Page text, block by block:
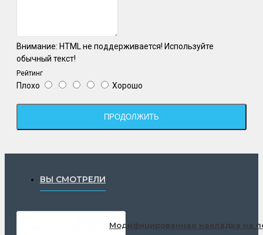
Внимание: HTML не поддерживается! Используйте
обычный текст!
Рейтинг
Плохо Хорошо
ПРОДОЛЖИТЬ
ВЫ СМОТРЕЛИ
Модифицированная накладка на